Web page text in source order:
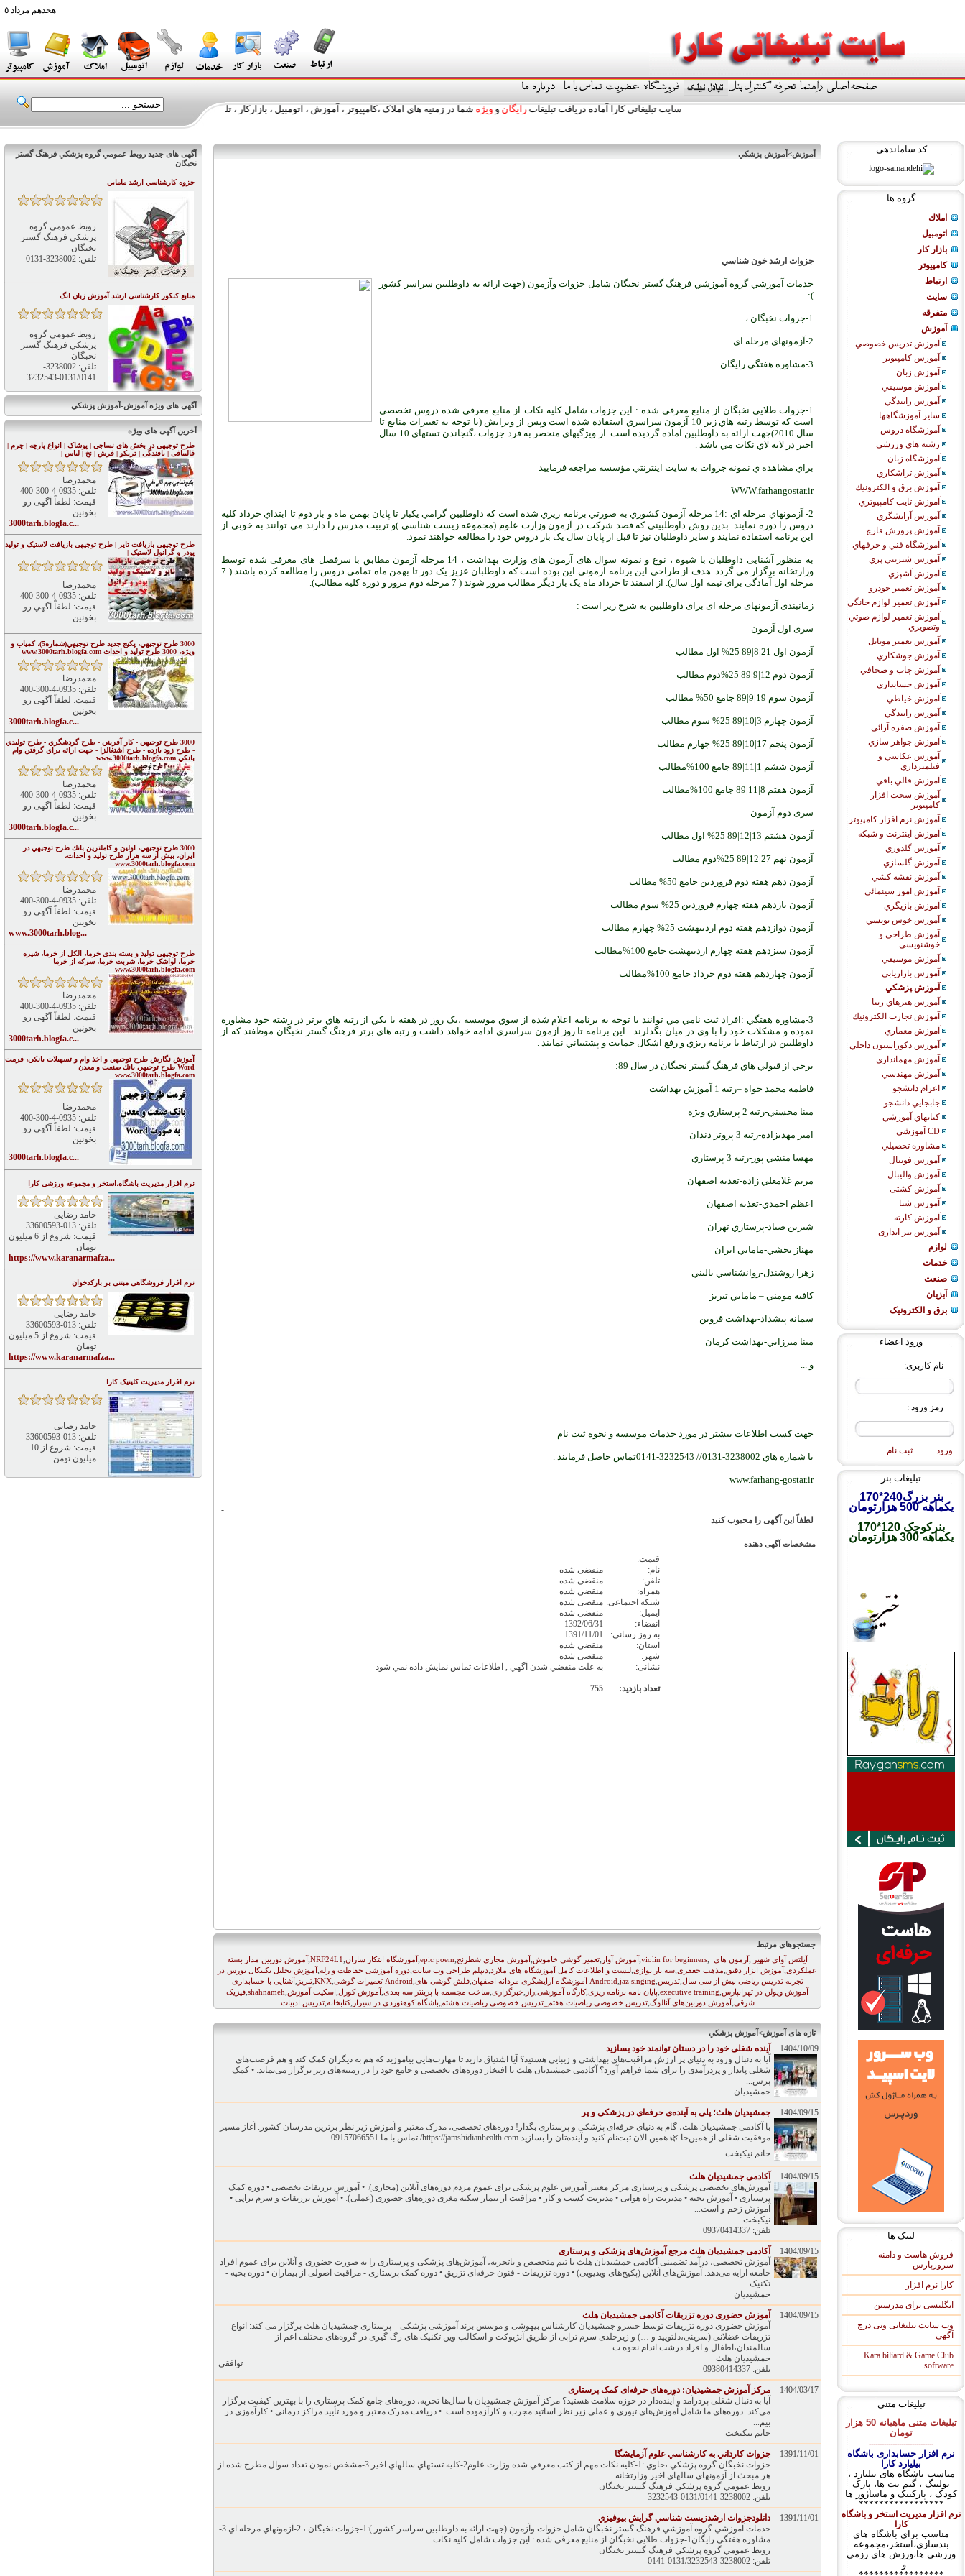
هجدهم مرداد ٥
سایت تبلیغاتی کارا آماده دریافت تبلیغات رایگانوویژهشما در زمنیه های املاک ،کامپیوتر ، آموزش ، اتومبیل ، بازارکار ، تلفن و موبایل ، خدمات و...
کد ساماندهی
گروه ها
املاك
اتومبيل
بازار كار
كامپيوتر
ارتباط
سایت
متفرقه
آموزش
آموزش تدريس خصوصي
آموزش كامپيوتر
آموزش زبان
آموزش موسيقي
آموزش رانندگي
ساير آموزشگاهها
آموزشگاه دروس
رشته هاي ورزشي
آموزشگاه زبان
آموزش تراشكاري
آموزش برق و الكترونيك
آموزش تايپ كامپيوتري
آموزش آرايشگري
آموزش پرورش قارچ
آموزشگاه فني و حرفهاي
آموزش شيريني پزي
آموزش آشپزي
آموزش تعمير خودرو
آموزش تعمير لوازم خانگي
آموزش تعمير لوازم صوتي
وتصويري
آموزش تعمير موبايل
آموزش جوشكاري
آموزش چاپ و صحافي
آموزش حسابداري
آموزش خياطي
آموزش رانندگي
آموزش صفره آرائي
آموزش جواهر سازي
آموزش عكاسي و
فيلمبرداري
آموزش قالي بافي
آموزش سخت افزار
كامپيوتر
آموزش نرم افزار كامپيوتر
آموزش اينترنت و شبكه
آموزش گلدوزي
آموزش گلسازي
آموزش نقشه كشي
آموزش امور سينمائي
آموزش بازيگري
آموزش خوش نويسي
آموزش طراحي و
خوشنويسي
آموزش موسيقي
آموزش بازاريابي
آموزش پزشكي
آموزش هنرهاي زيبا
آموزش تجارت الكترونيك
آموزش معماري
آموزش دكوراسيون داخلي
آموزش مهمانداري
آموزش مهندسي
اعزام دانشجو
جابجايي دانشجو
كتابهاي آموزشي
CD آموزشي
مشاوره تحصيلي
آموزش فوتبال
آموزش والیبال
آموزش کشتی
آموزش شنا
آموزش کارته
آموزش تیر اندازی
لوازم
خدمات
صنعت
آبزیان
برق و الکترونیک
ورود اعضاء
نام کاربری:
رمز ورود :
ورود ثبت نام
تبلیغات بنر
بنر بزرگ240*170
یکماهه 500 هزارتومان
بنرکوچک 120*170
یکماهه 300 هزارتومان
لینک ها
فروش هاست و دامنه
سرورپارس
کارا نرم افزار
انگلیسی برای مدرسین
وب سایت تبلیغاتی وبی درج
آگهی
Kara biliard & Game Club
software
تبلیغات متنی
تبلیغات متنی ماهیانه 50 هزار
تومان
------------------------------
نرم افزار حسابداری باشگاه
بیلیارد کارا
مناسب باشگاه های بیلیارد ،
بولینگ ، گیم نت ها، پارک
کودک ، پارکینک و ماساژور ها
*****************
نرم افزار مدیریت استخر و باشگاه
کارا
مناسب برای باشگاه های
بندسازی،استخر،مجموعه
ورزشی ها،ورزش های رزمی
و..
آموزش>آموزش پزشكي
جزوات ارشد خون شناسي
خدمات آموزشي گروه آموزشي فرهنگ گستر نخبگان شامل جزوات وآزمون (جهت ارائه به داوطلبين سراسر کشور
):
1-جزوات نخبگان ،
2-آزمونهاي مرحله اي
3-مشاوره هفتگي رايگان
1-جزوات طلايي نخبگان از منابع معرفي شده : اين جزوات شامل کليه نکات از منابع معرفي شده دروس تخصصي
است که توسط رتبه هاي زير 10 آزمون سراسري استفاده شده است وپس از ويرايش (با توجه به تغييرات منابع تا
سال 2010)جهت ارائه به داوطلبين آماده گرديده است .از ويژگيهاي منحصر به فرد جزوات ،گنجاندن تستهاي 10 سال
اخير در لابه لاي نکات مي باشد .
براي مشاهده ي نمونه جزوات به سايت اينترنتي مؤسسه مراجعه فرماييد
WWW.farhangostar.ir
2- آزمونهاي مرحله اي :14 مرحله آزمون کشوري به صورتي برنامه ريزي شده است که داوطلبين گرامي يکبار تا پايان بهمن ماه و بار دوم تا ابتداي خرداد کليه
دروس را دوره نمايند .بدين روش داوطلبيني که قصد شرکت در آزمون وزارت علوم (مجموعه زيست شناسي )و تربيت مدرس را دارند مي توانند به خوبي از
اين برنامه استفاده نمايند و ساير داوطلبان نيز تا قبل از پايان سال يک بار دروس خود را مطالعه خواهند نمود.
به منظور آشنایی داوطلبان با شیوه ، نوع و نمونه سوال های آزمون های وزارت بهداشت ، 14 مرحله آزمون مطابق با سرفصل های معرفی شده توسط
وزارتخانه برگزار می گردد. هدف از طراحی این برنامه آزمونی این بوده است که داوطلبان عزیز یک دور تا بهمن ماه تمامی دروس را مطالعه کرده باشند ( 7
مرحله اول آمادگی برای نیمه اول سال). از اسفند تا خرداد ماه یک بار دیگر مطالب مرور شوند ( 7 مرحله دوم مرور و دوره کلیه مطالب).
زمانبندی آزمونهای مرحله ای برای داوطلبین به شرح زیر است :
سری اول آزمون
آزمون اول 21|8|89 25% اول مطالب
آزمون دوم 12|9|89 25%دوم مطالب
آزمون سوم 19|9|89 جامع 50% مطالب
آزمون چهارم 3|10|89 25% سوم مطالب
آزمون پنجم 17|10|89 25% چهارم مطالب
آزمون ششم 1|11|89 جامع 100%مطالب
آزمون هفتم 8|11|89 جامع 100%مطالب
سری دوم آزمون
آزمون هشتم 13|12|89 25% اول مطالب
آزمون نهم 27|12|89 25%دوم مطالب
آزمون دهم هفته دوم فروردین جامع 50% مطالب
آزمون یازدهم هفته چهارم فروردین 25% سوم مطالب
آزمون دوازدهم هفته دوم اردیبهشت 25% چهارم مطالب
آزمون سیزدهم هفته چهارم اردیبهشت جامع 100%مطالب
آزمون چهاردهم هفته دوم خرداد جامع 100%مطالب
3-مشاوره هفتگي :افراد ثبت نامي مي توانند با توجه به برنامه اعلام شده از سوي موسسه ،يک روز در هفته با يکي از رتبه هاي برتر در رشته خود مشاوره
نموده و مشکلات خود را با وي در ميان بگذلرند . اين برنامه تا روز آزمون سراسري ادامه خواهد داشت و رتبه هاي برتر فرهنگ گستر نخبگان موظفند که از
داوطلبين در ارتباط با برنامه ريزي و رفع اشکال حمايت و پشتيباني نمايند .
برخي از قبولي هاي فرهنگ گستر نخبگان در سال 89:
فاطمه محمد خواه –رتبه 1 آموزش بهداشت
مينا محسني-رتبه 2 پرستاري ويژه
امير مهديزاده-رتبه 3 پروتز دندان
مهسا منشي پور-رتبه 3 پرستاري
مريم غلامعلي زاده-تغذيه اصفهان
اعظم احمدي-تغذيه اصفهان
شيرين صياد-پرستاري تهران
مهناز بخشي-مامايي ايران
زهرا روشندل-روانشناسي باليني
کافيه مومني – مامايي تبريز
سمانه پيشداد-بهداشت قزوين
مينا ميرزايي-بهداشت کرمان
و ...
جهت کسب اطلاعات بيشتر در مورد خدمات موسسه و نحوه ثبت نام
با شماره هاي 3238002-0131// 3232543-0141تماس حاصل فرمايند .
www.farhang-gostar.ir
-
لطفاً این آگهی را محبوب کنید
مشخصات آگهی دهنده
قیمت:
-
نام:
منقضی شده
تلفن:
منقضی شده
همراه:
منقضی شده
شبکه اجتماعی: منقضی شده
ایمیل:
منقضی شده
انقضاء:
1392/06/31
به روز رسانی:
1391/11/01
استان:
منقضی شده
شهر:
منقضی شده
نشانی:
به علت منقضي شدن آگهي , اطلاعات تماس نمايش داده نمي شود
تعداد بازدید: 755
جستجوهای مرتبط
آموزش دوربین مدار بسته,NRF24L1,آموزشگاه ابتکار سازان,epic poem, آموزش آواز ,تعمیر گوشی خاموش,آموزش مجازی شطرنج ,violin for beginners, آیلتس آوای شهیر ,آزمون های
عملکردی,آموزش ابزار دقیق,مذهب جعفری,سه تار نوازی,لیست و اطلاعات کامل آموزشگاه های ملارد,دیپلم طراحی وب سایت,دوره آموزشی حفاظت و رله,آموزش تحلیل تکنیکال بورس در
تبریز ,آشنایی با حسابداری ,KNX, تعمیرات گوشی Android, آموزشگاه آرایشگری مردانه اصفهان, فلش گوشی های Android,jaz singing, تجربه تدریس ریاضی بیش از سی سال,تدریس
فیزیک,shahnameh, پایان نامه برنامه ریزی,کارگاه آموزشی,راز ,خبرگزاری,ساخت مجسمه با پرینتر سه بعدی,آموزش کورل,اسکیت آموزش ,executive training,آموزش ویولن در تهرانپارس
شرقی,آموزش دوربین‌های آنالوگ,تدریس خصوصی ریاضیات هفتم_تدریس خصوصی ریاضیات هشتم ,باشگاه کوهنوردی در شیراز ,کتابخانه,تدریس ادبیات
تازه های آموزش>آموزش پزشكي
1404/10/09
آینده شغلی خود را در دستان توانمند خود بسازید
آیا به دنبال ورود به دنیای پر ارزش مراقبت‌های بهداشتی و زیبایی هستید؟ آیا اشتیاق دارید تا مهارت‌هایی بیاموزید که هم به دیگران کمک کند و هم فرصت‌های
شغلی پایدار و پردرآمدی را برای شما فراهم آورد؟ آکادمی جمشیدیان هلث با افتخار دوره‌های تخصصی و جامع خود را در زمینه‌های زیر برگزار می‌نماید: • کمک
پرس...
جمشیدیان
1404/09/15
جمشیدیان هلث؛ پلی به آینده‌ی حرفه‌ای در پزشکی و پر
با آکادمی جمشیدیان هلث، گام به دنیای حرفه‌ای پزشکی و پرستاری بگذار! دوره‌های تخصصی، مدرک معتبر و آموزش زیر نظر برترین مدرسان کشور. آغاز مسیر
موفقیت شغلی از همین‌جا 🌿 همین الان ثبت‌نام کنید و آینده‌تان را بسازید https://jamshidianhealth.com/ تماس با ما 09157066551...
خانم نیکبخت
1404/09/15
آکادمی جمشیدیان هلث
آموزش‌های تخصصی پزشکی و پرستاری مرکز معتبر آموزش علوم پزشکی برای عموم مردم دوره‌های آنلاین (مجازی): • آموزش تزریقات تخصصی • دوره کمک
پرستاری • آموزش بخیه • مدیریت راه هوایی • مدیریت کسب و کار • مراقبت از بیمار سکته مغزی دوره‌های حضوری (عملی): • آموزش تزریقات و سرم تراپی •
آموزش زخم و است...
نیکبخت
تلفن: 09370414337
1404/09/15
آکادمی جمشیدیان هلث مرجع آموزش‌های پزشکی و پرستاری
آموزش تخصصی، درآمد تضمینی آکادمی جمشیدیان هلث با تیم متخصص و باتجربه، آموزش‌های پزشکی و پرستاری را به صورت حضوری و آنلاین برای عموم افراد
جامعه ارایه می‌دهد. آموزش‌های آنلاین (پکیج‌های ویدیویی) • دوره تزریقات - فنون حرفه‌ای تزریق • دوره کمک پرستاری - مراقبت اصولی از بیماران • دوره بخیه -
تکنیک...
جمشیدیان
1404/09/15
آموزش حضوری دوره تزریقات آکادمی جمشیدیان هلث
آموزش حضوری دوره تزریقات توسط خسرو جمشیدیان کارشناس بیهوشی و موسس برند آموزشی پزشکی – پرستاری جمشیدیان هلث برگزار می کند: انواع
تزریقات عضلانی (سرینی،دلتویید و …) و زیرجلدی سرم تراپی از طریق آنژیوکت و اسکالپ وین تکنیک های رگ گیری در گروه‌های مختلف اعم از
سالمندان،اطفال و افراد درشت اندام نحوه ت...
جمشیدیان هلث
تلفن: 09380414337
توافقی
1404/03/17
مرکز آموزش جمشیدیان: دوره‌های حرفه‌ای کمک پرستاری
آیا به دنبال شغلی پردرآمد و آینده‌دار در حوزه سلامت هستید؟ مرکز آموزش جمشیدیان با سال‌ها تجربه، دوره‌های جامع کمک پرستاری را با بهترین کیفیت برگزار
می‌کند. دوره‌های ما شامل آموزش‌های تیوری و عملی زیر نظر اساتید مجرب و کارآزموده است. • دریافت مدرک معتبر و مورد تأیید مراکز درمانی • کارآموزی در
بیم...
خانم نیکبخت
1391/11/01
جزوات کارداني به کارشناسي علوم آزمايشگا
جزوات نخبگان گروه پزشکي ،حاوي :1-کليه نکات مهم از کتب معرفي شده وزارت علوم2-کليه تستهاي سالهاي اخير 3-مشخص نمودن تعداد سوال مطرح شده از
هر مبحث از آزمونهاي سالهاي اخير وزارتخانه...
روبط عمومي گروه پزشكي فرهنگ گستر نخبگان
تلفن: 3238002-0131/0141-3232543
1391/11/01
دانلودجزوات ارشدزيست شناسي گرايش بيوفيزي
خدمات آموزشي گروه آموزشي فرهنگ گستر نخبگان شامل جزوات وآزمون (جهت ارائه به داوطلبين سراسر کشور ):1-جزوات نخبگان ، 2-آزمونهاي مرحله اي 3-
مشاوره هفتگي رايگان1-جزوات طلايي نخبگان از منابع معرفي شده : اين جزوات شامل کليه نکات ...
روبط عمومي گروه پزشكي فرهنگ گستر نخبگان
تلفن: 3238002-0131/3232543-0141
آگهی های جدید روبط عمومي گروه پزشكي فرهنگ گستر
نخبگان
جزوه کارشناسي ارشد مامايي
روبط عمومي گروه
پزشكي فرهنگ گستر
نخبگان
تلفن: 3238002-0131
منابع کنکور کارشناسی ارشد آموزش زبان انگ
روبط عمومي گروه
پزشكي فرهنگ گستر
نخبگان
تلفن: 3238002-
0131/0141-3232543
آگهی های ویژه آموزش-آموزش پزشكي
آخرین آگهی های ویژه
طرح توجیهی در بخش هاي نساجی | پوشاک | انواع پارچه | چرم |
قالیبافی | بافندگی | تریکو | فرش | نخ | لباس |
محمدرضا
تلفن: 0935-4-300-400
قیمت: لطفاً آگهی رو
بخونین
3000tarh.blogfa.c...
طرح توجیهی بازیافت تایر | طرح توجیهی بازیافت لاستيک و توليد
پودر و گرانول لاستیک |
محمدرضا
تلفن: 0935-4-300-400
قیمت: لطفاْ آگهي رو
بخونين
3000 طرح توجيهي، پكيج جديد طرح توجيهي(شماره5)، كمياب و
ويژه، 3000 طرح توليد و احداث www.3000tarh.blogfa.com
محمدرضا
تلفن: 0935-4-300-400
قیمت: لطفاً آگهی رو
بخونین
3000tarh.blogfa.c...
3000 طرح توجيهي - كار آفريني - طرح گردشگري - طرح توليدي
- طرح زود بازده - طرح اشتغالزا - جهت ارائه براي گرفتن وام
بانكي www.3000tarh.blogfa.com
محمدرضا
تلفن: 0935-4-300-400
قیمت: لطفاً آگهی رو
بخونین
3000tarh.blogfa.c...
3000 طرح توجيهي، اولين و كاملترين بانك طرح توجيهي در
ايران، بيش از سه هزار طرح توليد و احداث،
www.3000tarh.blogfa.com
محمدرضا
تلفن: 0935-4-300-400
قیمت: لطفاً آگهی رو
بخونین
www.3000tarh.blog...
طرح توجيهي توليد و بسته بندي خرما، الکل از خرما، شيره
خرما، لواشک خرما، شربت خرما، سرکه از خرما
www.3000tarh.blogfa.com
محمدرضا
تلفن: 0935-4-300-400
قیمت: لطفاً آگهی رو
بخونین
3000tarh.blogfa.c...
آموزش نگارش طرح توجيهي و اخذ وام و تسهيلات بانكي، فرمت
Word طرح توجيهي بانك صنعت و معدن
www.3000tarh.blogfa.com
محمدرضا
تلفن: 0935-4-300-400
قیمت: لطفاً آگهی رو
بخونین
3000tarh.blogfa.c...
نرم افزار مدیریت باشگاه،استخر و مجموعه ورزشی کارا
حامد رضایی
تلفن: 013-33600593
قیمت: شروع از 6 میلیون
تومان
https://www.karanarmafza...
نرم افزار فروشگاهی مبتنی بر بارکدخوان
حامد رضایی
تلفن: 013-33600593
قیمت: شروع از 5 میلیون
تومان
https://www.karanarmafza...
نرم افزار مدیریت کلینیک کارا
حامد رضایی
تلفن: 013-33600593
قیمت: شروع از 10
میلیون تومن